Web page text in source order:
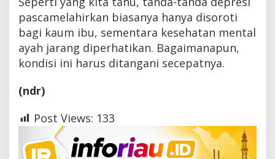
pascamelahirkan biasanya hanya disoroti
bagi kaum ibu, sementara kesehatan mental
ayah jarang diperhatikan. Bagaimanapun,
kondisi ini harus ditangani secepatnya.
(ndr)
Post Views: 133